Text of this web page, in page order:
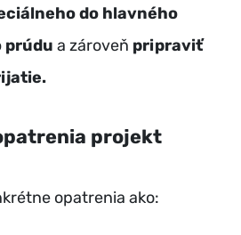
do hlavného
prúdu a zároveň pripraviť
projekt
opatrenia ako: